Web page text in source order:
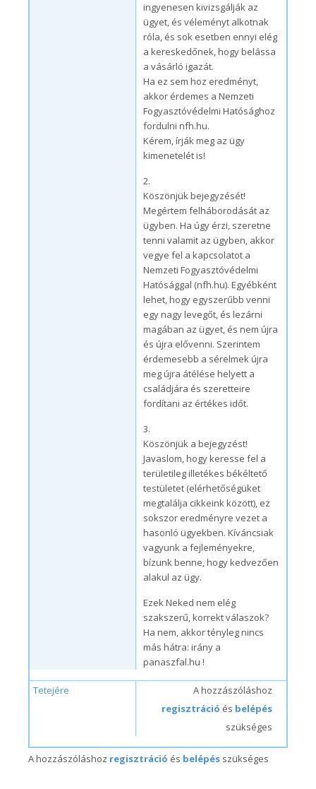
ingyenesen kivizsgálják az
ügyet, és véleményt alkotnak
róla, és sok esetben ennyi elég
a kereskedőnek, hogy belássa
a vásárló igazát.
Ha ez sem hoz eredményt,
akkor érdemes a Nemzeti
Fogyasztóvédelmi Hatósághoz
fordulni nfh.hu.
Kérem, írják meg az ügy
kimenetelét is!
2.
Köszönjük bejegyzését!
Megértem felháborodását az
ügyben. Ha úgy érzi, szeretne
tenni valamit az ügyben, akkor
vegye fel a kapcsolatot a
Nemzeti Fogyasztóvédelmi
Hatósággal (nfh.hu). Egyébként
lehet, hogy egyszerűbb venni
egy nagy levegőt, és lezárni
magában az ügyet, és nem újra
és újra elővenni. Szerintem
érdemesebb a sérelmek újra
meg újra átélése helyett a
családjára és szeretteire
fordítani az értékes időt.
3.
Köszönjük a bejegyzést!
Javaslom, hogy keresse fel a
területileg illetékes békéltető
testületet (elérhetőségüket
megtalálja cikkeink között), ez
sokszor eredményre vezet a
hasonló ügyekben. Kíváncsiak
vagyunk a fejleményekre,
bízunk benne, hogy kedvezően
alakul az ügy.
Ezek Neked nem elég
szakszerű, korrekt válaszok?
Ha nem, akkor tényleg nincs
más hátra: irány a
panaszfal.hu !
Tetejére
A hozzászóláshoz
regisztráció és belépés
szükséges
A hozzászóláshoz regisztráció és belépés szükséges